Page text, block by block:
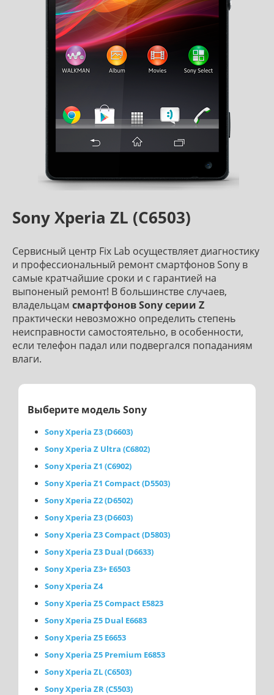
Sony Xperia ZL (C6503)
Сервисный центр Fix Lab осуществляет диагностику
и профессиональный ремонт смартфонов Sony в
самые кратчайшие сроки и с гарантией на
выпоненый ремонт! В большинстве случаев,
владельцам смартфонов Sony серии Z
практически невозможно определить степень
неисправности самостоятельно, в особенности,
если телефон падал или подвергался попаданиям
влаги.
Выберите модель Sony
Sony Xperia Z3 (D6603)
Sony Xperia Z Ultra (C6802)
Sony Xperia Z1 (C6902)
Sony Xperia Z1 Compact (D5503)
Sony Xperia Z2 (D6502)
Sony Xperia Z3 (D6603)
Sony Xperia Z3 Compact (D5803)
Sony Xperia Z3 Dual (D6633)
Sony Xperia Z3+ E6503
Sony Xperia Z4
Sony Xperia Z5 Compact E5823
Sony Xperia Z5 Dual E6683
Sony Xperia Z5 E6653
Sony Xperia Z5 Premium E6853
Sony Xperia ZL (C6503)
Sony Xperia ZR (C5503)